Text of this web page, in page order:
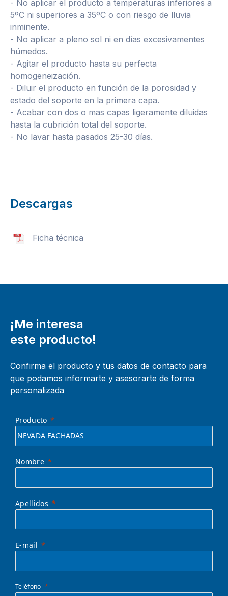
- No aplicar el producto a temperaturas inferiores a
5ºC ni superiores a 35ºC o con riesgo de lluvia
inminente.
- No aplicar a pleno sol ni en días excesivamentes
húmedos.
- Agitar el producto hasta su perfecta
homogeneización.
- Diluir el producto en función de la porosidad y
estado del soporte en la primera capa.
- Acabar con dos o mas capas ligeramente diluidas
hasta la cubrición total del soporte.
- No lavar hasta pasados 25-30 días.
Descargas
Ficha técnica
¡Me interesa
este producto!
Confirma el producto y tus datos de contacto para
que podamos informarte y asesorarte de forma
personalizada
Producto
Nombre
Apellidos
E-mail
Teléfono